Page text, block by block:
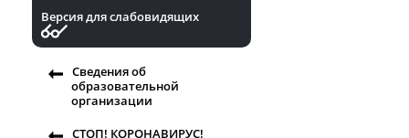
Версия для слабовидящих
Сведения об
образовательной
организации
СТОП! КОРОНАВИРУС!